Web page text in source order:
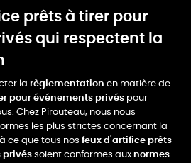
prêts à tirer pour
qui respectent la
la règlementation en matière de
pour événements privés pour
Chez Pirouteau, nous nous
les plus strictes concernant la
ce que tous nos feux d'artifice prêts
privés soient conformes aux normes